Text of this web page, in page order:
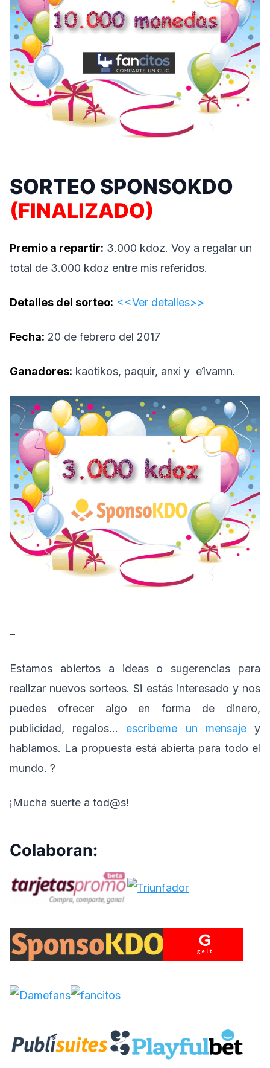
SORTEO SPONSOKDO
(FINALIZADO)
Premio a repartir: 3.000 kdoz. Voy a regalar un
total de 3.000 kdoz entre mis referidos.
Detalles del sorteo: <<Ver detalles>>
Fecha: 20 de febrero del 2017
Ganadores: kaotikos, paquir, anxi y e1vamn.
–
Estamos abiertos a ideas o sugerencias para
realizar nuevos sorteos. Si estás interesado y nos
puedes ofrecer algo en forma de dinero,
publicidad, regalos… escríbeme un mensajey
hablamos. La propuesta está abierta para todo el
mundo. ?
¡Mucha suerte a tod@s!
Colaboran: